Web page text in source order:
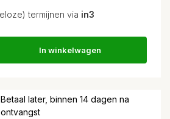
termijnen via in3
In winkelwagen
Betaal later, binnen 14 dagen na
ontvangst